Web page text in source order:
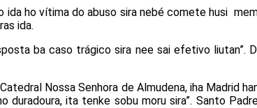
ho vítima do abuso sira nebé comete husi
ida.
ba caso trágico sira nee sai efetivo
Nossa Senhora de Almudena, iha Madrid
ita tenke sobu moru sira”. Santo